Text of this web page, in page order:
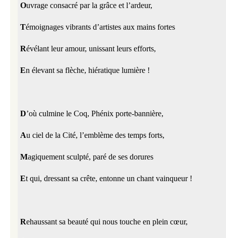
Ouvrage consacré par la grâce et l’ardeur,
Témoignages vibrants d’artistes aux mains fortes
Révélant leur amour, unissant leurs efforts,
En élevant sa flèche, hiératique lumière !
D’où culmine le Coq, Phénix porte-bannière,
Au ciel de la Cité, l’emblème des temps forts,
Magiquement sculpté, paré de ses dorures
Et qui, dressant sa crête, entonne un chant vainqueur !
Rehaussant sa beauté qui nous touche en plein cœur,